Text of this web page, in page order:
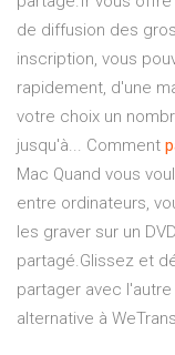
de diffusion des
inscription, vous
rapidement, d'une
votre choix un
jusqu'à... Comment
Mac Quand vous
entre ordinateurs,
les graver sur un
partagé.Glissez et
partager avec
alternative à